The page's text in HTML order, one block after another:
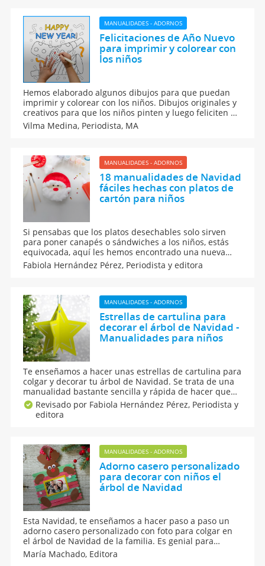
MANUALIDADES - ADORNOS
Felicitaciones de Año Nuevo
para imprimir y colorear con
los niños
Hemos elaborado algunos dibujos para que puedan
imprimir y colorear con los niños. Dibujos originales y
creativos para que los niños pinten y luego feliciten a
los amigos y familiares por la llegada de un nuevo
año. Postales o tarjetas navideñas personalizadas para
Vilma Medina, Periodista, MA
MANUALIDADES - ADORNOS
18 manualidades de Navidad
fáciles hechas con platos de
cartón para niños
Si pensabas que los platos desechables solo sirven
para poner canapés o sándwiches a los niños, estás
equivocada, aquí les hemos encontrado una nueva
utilidad a través de 18 manualidades de Navidad
fáciles hechas con platos de cartón para niños, como
nieve.
Fabiola Hernández Pérez, Periodista y editora
MANUALIDADES - ADORNOS
Estrellas de cartulina para
decorar el árbol de Navidad -
Manualidades para niños
Te enseñamos a hacer unas estrellas de cartulina para
colgar y decorar tu árbol de Navidad. Se trata de una
manualidad bastante sencilla y rápida de hacer que
podrás elaborar sin problema con ayuda de tus hijos.
Además, es una manualidad muy económica, ya que
no exige muchos materiales. ¡Manos a la obra!
Revisado por Fabiola Hernández Pérez, Periodista y
editora
MANUALIDADES - ADORNOS
Adorno casero personalizado
para decorar con niños el
árbol de Navidad
Esta Navidad, te enseñamos a hacer paso a paso un
adorno casero personalizado con foto para colgar en
el árbol de Navidad de la familia. Es genial para
decorar el abeto o árbol navideño junto a los niños. Es
una decoración navideña para vestir la casa en las
María Machado, Editora